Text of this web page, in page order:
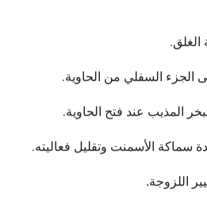
الجزء السفلي من الحاوية.
المذيب عند فتح الحاوية.
سماكة الأسمنت وتقليل فعاليته.
اللزوجة.